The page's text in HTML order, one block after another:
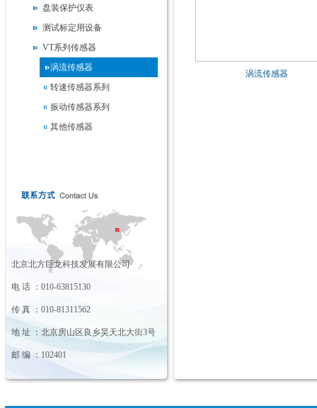
盘装保护仪表
测试标定用设备
VT系列传感器
涡流传感器
转速传感器系列
振动传感器系列
其他传感器
涡流传感器
北京北方巨龙科技发展有限公司
电 话 ：010-63815130
传 真 ：010-81311562
地 址 ：北京房山区良乡昊天北大街3号
邮 编 ：102401